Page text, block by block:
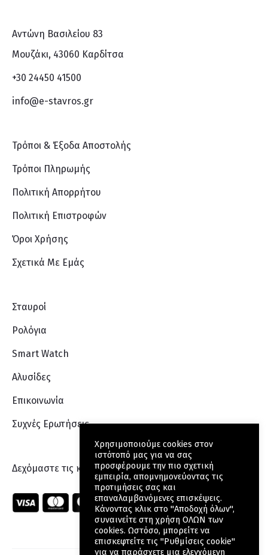
Αντώνη Βασιλείου 83
Μουζάκι, 43060 Καρδίτσα
+30 24450 41500
info@e-stavros.gr
Τρόποι & Έξοδα Αποστολής
Τρόποι Πληρωμής
Πολιτική Απορρήτου
Πολιτική Επιστροφών
Όροι Χρήσης
Σχετικά Με Eμάς
Σταυροί
Ρολόγια
Smart Watch
Αλυσίδες
Επικοινωνία
Συχνές Ερωτήσεις
Δεχόμαστε τις κάρτες:
Χρησιμοποιούμε cookies στον
ιστότοπό μας για να σας
προσφέρουμε την πιο σχετική
εμπειρία, απομνημονεύοντας τις
προτιμήσεις σας και
επαναλαμβανόμενες επισκέψεις.
Κάνοντας κλικ στο "Αποδοχή όλων",
συναινείτε στη χρήση ΟΛΩΝ των
cookies. Ωστόσο, μπορείτε να
επισκεφτείτε τις "Ρυθμίσεις cookie"
για να παράσχετε μια ελεγχόμενη